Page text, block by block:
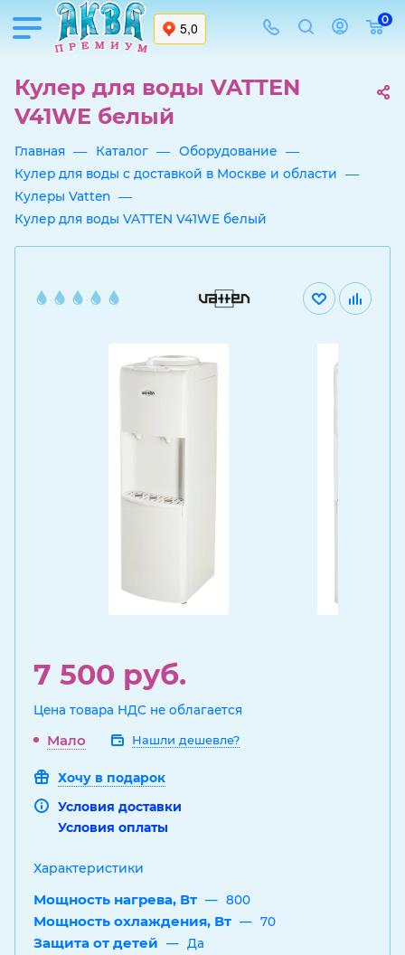
0
Кулер для воды VATTEN
V41WE белый
Главная — Каталог — Оборудование —
Кулер для воды с доставкой в Москве и области —
Кулеры Vatten —
Кулер для воды VATTEN V41WE белый
7 500 руб.
Цена товара НДС не облагается
Мало Нашли дешевле?
Хочу в подарок
Условия доставки
Условия оплаты
Характеристики
Мощность нагрева, Вт — 800
Мощность охлаждения, Вт — 70
Защита от детей — Да